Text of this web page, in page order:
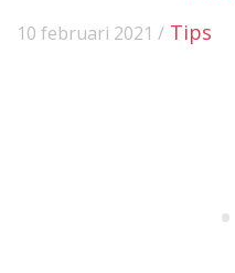
10 februari 2021 / Tips